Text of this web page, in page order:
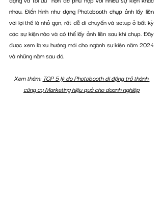
nhau. Điển hình như dạng Photobooth chụp ảnh lấy liền
với lợi thế là nhỏ gọn, rất dễ di chuyển và setup ở bất kỳ
các sự kiện nào và có thể lấy ảnh liền sau khi chụp. Đây
được xem là xu hướng mới cho ngành sự kiện năm 2024
và những năm sau đó.
Xem thêm: TOP 5 lý do Photobooth di động trở thành
công cụ Marketing hiệu quả cho doanh nghiêp